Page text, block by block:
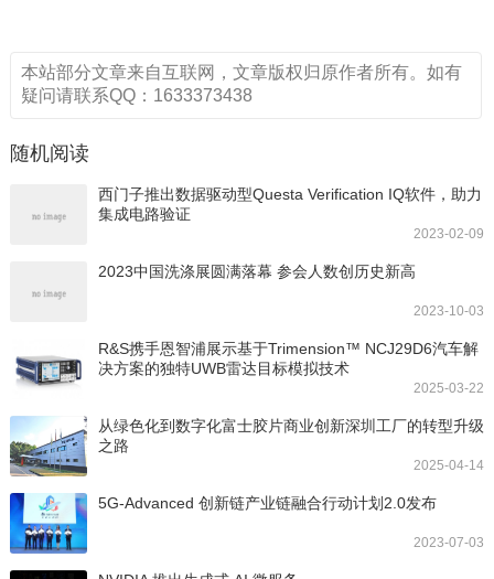
本站部分文章来自互联网，文章版权归原作者所有。如有
疑问请联系QQ：1633373438
随机阅读
西门子推出数据驱动型Questa Verification IQ软件，助力
集成电路验证
2023-02-09
2023中国洗涤展圆满落幕 参会人数创历史新高
2023-10-03
R&S携手恩智浦展示基于Trimension™ NCJ29D6汽车解
决方案的独特UWB雷达目标模拟技术
2025-03-22
从绿色化到数字化富士胶片商业创新深圳工厂的转型升级
之路
2025-04-14
5G-Advanced 创新链产业链融合行动计划2.0发布
2023-07-03